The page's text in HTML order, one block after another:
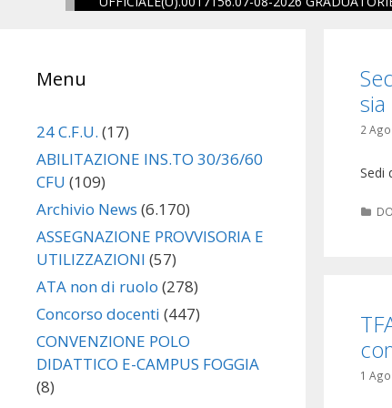
2
Sedi
1
Menu
24 C.F.U. (17)
ABILITAZIONE INS.TO 30/36/60
CFU (109)
Archivio News (6.170)
ASSEGNAZIONE PROVVISORIA E
UTILIZZAZIONI (57)
ATA non di ruolo (278)
Concorso docenti (447)
CONVENZIONE POLO
DIDATTICO E-CAMPUS FOGGIA
(8)